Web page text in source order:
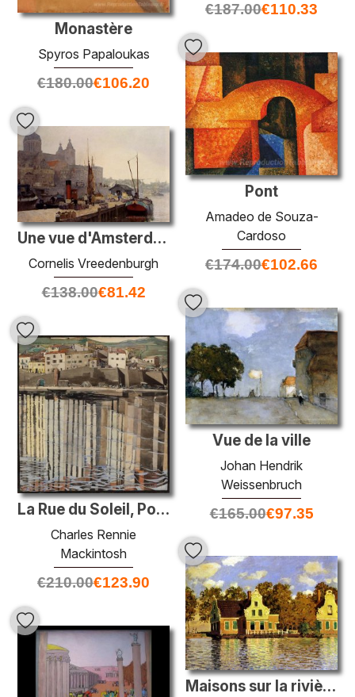
Monastère
Spyros Papaloukas
€180.00€106.20
€187.00€110.33
Pont
Amadeo de Souza-
Cardoso
€174.00€102.66
Une vue d'Amsterdam avec l'église Saint-Nicolaas
Cornelis Vreedenburgh
€138.00€81.42
Vue de la ville
Johan Hendrik
Weissenbruch
€165.00€97.35
La Rue du Soleil, Port Vendres
Charles Rennie
Mackintosh
€210.00€123.90
Maisons sur la rivière Zaan à Zaandam